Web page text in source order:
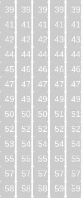
395 396 397 398
411 412 413 414
427 428 429 430
443 444 445 446
459 460 461 462
475 476 477 478
491 492 493 494
507 508 509 510
523 524 525 526
539 540 541 542
555 556 557 558
571 572 573 574
587 588 589 590